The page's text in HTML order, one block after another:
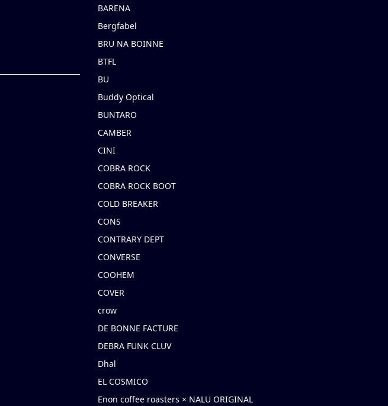
BARENA
Bergfabel
BRU NA BOINNE
BTFL
BU
Buddy Optical
BUNTARO
CAMBER
CINI
COBRA ROCK
COBRA ROCK BOOT
COLD BREAKER
CONS
CONTRARY DEPT
CONVERSE
COOHEM
COVER
crow
DE BONNE FACTURE
DEBRA FUNK CLUV
Dhal
EL COSMICO
Enon coffee roasters × NALU ORIGINAL